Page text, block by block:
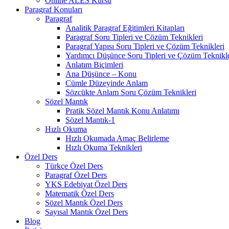
Paragraf Konuları
Paragraf
Analitik Paragraf Eğitimleri Kitapları
Paragraf Soru Tipleri ve Çözüm Teknikleri
Paragraf Yapısı Soru Tipleri ve Çözüm Teknikleri
Yardımcı Düşünce Soru Tipleri ve Çözüm
Anlatım Biçimleri
Ana Düşünce – Konu
Cümle Düzeyinde Anlam
Sözcükte Anlam Soru Çözüm Teknikleri
Sözel Mantık
Pratik Sözel Mantık Konu Anlatımı
Sözel Mantık-1
Hızlı Okuma
Hızlı Okumada Amaç Belirleme
Hızlı Okuma Teknikleri
Özel Ders
Türkçe Özel Ders
Paragraf Özel Ders
YKS Edebiyat Özel Ders
Matematik Özel Ders
Sözel Mantık Özel Ders
Sayısal Mantık Özel Ders
Blog